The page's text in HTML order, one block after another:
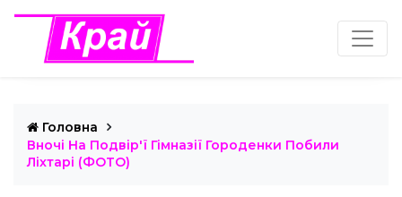
Головна
Вночі На Подвір'ї Гімназії Городенки Побили
Ліхтарі (ФОТО)